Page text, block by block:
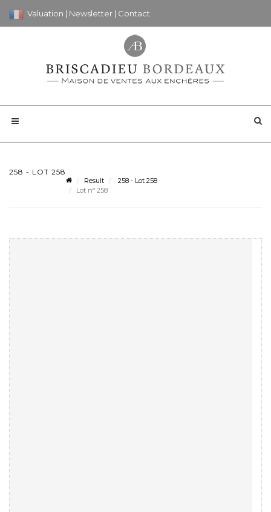
Valuation | Newsletter | Contact
258 - LOT 258
Result
258 - Lot 258
Lot n° 258